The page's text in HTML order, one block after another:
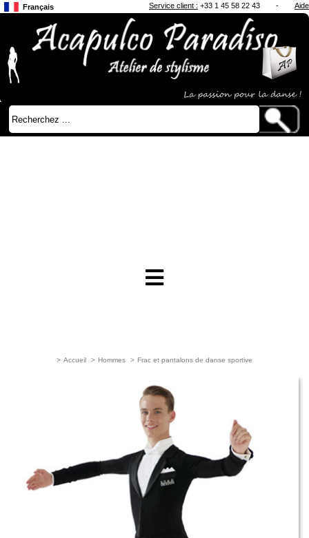
Français
Japonais
Service client : +33 1 45 58 22 43 - Aide
> Accueil > Hommes > Frac et pantalons de danse sportive